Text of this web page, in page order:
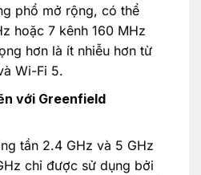
phổ mở rộng, có thể
hoặc 7 kênh 160 MHz
hơn là ít nhiễu hơn từ
Wi-Fi 5.
với Greenfield
tần 2.4 GHz và 5 GHz
chỉ được sử dụng bởi